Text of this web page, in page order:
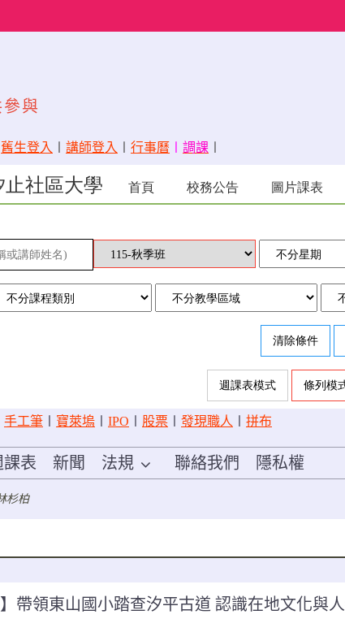
與
舊生登入 講師登入 行事曆 調課
手工筆 寶萊塢 IPO 股票 發現職人 拼布
課表 新聞 法規 聯絡我們 隱私權
杉柏
帶領東山國小踏查汐平古道 認識在地文化與